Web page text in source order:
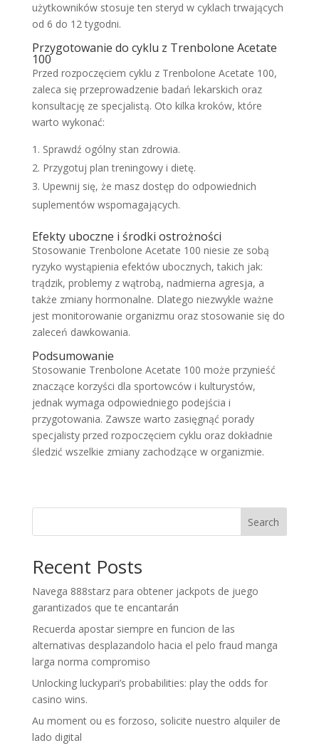
użytkowników stosuje ten steryd w cyklach trwających
od 6 do 12 tygodni.
Przygotowanie do cyklu z Trenbolone Acetate
100
Przed rozpoczęciem cyklu z Trenbolone Acetate 100,
zaleca się przeprowadzenie badań lekarskich oraz
konsultację ze specjalistą. Oto kilka kroków, które
warto wykonać:
Sprawdź ogólny stan zdrowia.
Przygotuj plan treningowy i dietę.
Upewnij się, że masz dostęp do odpowiednich
suplementów wspomagających.
Efekty uboczne i środki ostrożności
Stosowanie Trenbolone Acetate 100 niesie ze sobą
ryzyko wystąpienia efektów ubocznych, takich jak:
trądzik, problemy z wątrobą, nadmierna agresja, a
także zmiany hormonalne. Dlatego niezwykle ważne
jest monitorowanie organizmu oraz stosowanie się do
zaleceń dawkowania.
Podsumowanie
Stosowanie Trenbolone Acetate 100 może przynieść
znaczące korzyści dla sportowców i kulturystów,
jednak wymaga odpowiedniego podejścia i
przygotowania. Zawsze warto zasięgnąć porady
specjalisty przed rozpoczęciem cyklu oraz dokładnie
śledzić wszelkie zmiany zachodzące w organizmie.
Search
Recent Posts
Navega 888starz para obtener jackpots de juego
garantizados que te encantarán
Recuerda apostar siempre en funcion de las
alternativas desplazandolo hacia el pelo fraud manga
larga norma compromiso
Unlocking luckypari’s probabilities: play the odds for
casino wins.
Au moment ou es forzoso, solicite nuestro alquiler de
lado digital